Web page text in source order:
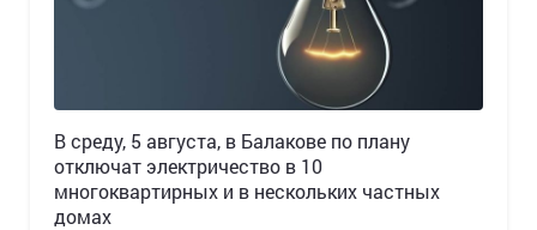
В среду, 5 августа, в Балакове по плану
отключат электричество в 10
многоквартирных и в нескольких частных
домах